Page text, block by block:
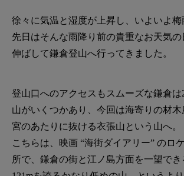
徐々に気温と湿度が上昇し、いよいよ梅
先日はそんな雨降り前の貴重なお天気
伸ばして鎌倉登山へ行ってきました。
登山口へのアクセスもスムーズな鎌倉は
山がいくつかあり、今回は海寄りの材
宮のあたりに抜ける衣張山という山へ。
こちらは、映画 “海街ダイアリー” のロ
所で、鎌倉の街と江ノ島方面を一望で